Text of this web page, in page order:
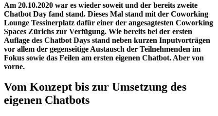
Am 20.10.2020 war es wieder soweit und der bereits zweite
Chatbot Day fand stand. Dieses Mal stand mit der Coworking
Lounge Tessinerplatz dafür einer der angesagtesten Coworking
Spaces Zürichs zur Verfügung. Wie bereits bei der ersten
Auflage des Chatbot Days stand neben kurzen Inputvorträgen
vor allem der gegenseitige Austausch der Teilnehmenden im
Fokus sowie das Feilen am ersten eigenen Chatbot. Aber von
vorne.
Vom Konzept bis zur Umsetzung des
eigenen Chatbots